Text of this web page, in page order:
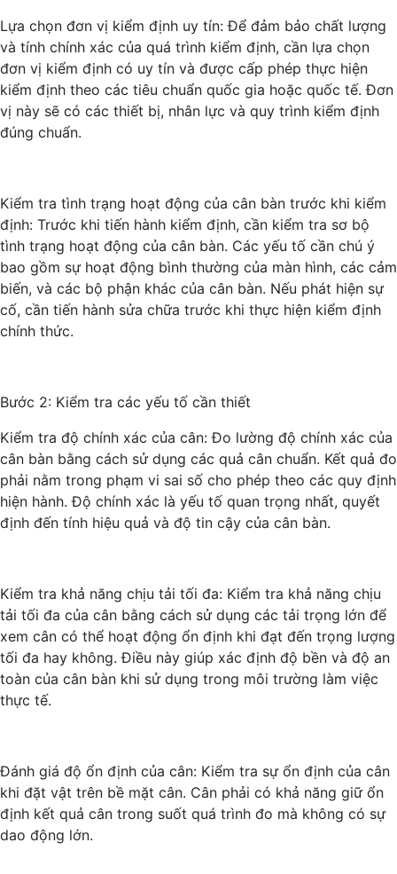
Lựa chọn đơn vị kiểm định uy tín: Để đảm bảo chất lượng
và tính chính xác của quá trình kiểm định, cần lựa chọn
đơn vị kiểm định có uy tín và được cấp phép thực hiện
kiểm định theo các tiêu chuẩn quốc gia hoặc quốc tế. Đơn
vị này sẽ có các thiết bị, nhân lực và quy trình kiểm định
đúng chuẩn.
Kiểm tra tình trạng hoạt động của cân bàn trước khi kiểm
định: Trước khi tiến hành kiểm định, cần kiểm tra sơ bộ
tình trạng hoạt động của cân bàn. Các yếu tố cần chú ý
bao gồm sự hoạt động bình thường của màn hình, các cảm
biến, và các bộ phận khác của cân bàn. Nếu phát hiện sự
cố, cần tiến hành sửa chữa trước khi thực hiện kiểm định
chính thức.
Bước 2: Kiểm tra các yếu tố cần thiết
Kiểm tra độ chính xác của cân: Đo lường độ chính xác của
cân bàn bằng cách sử dụng các quả cân chuẩn. Kết quả đo
phải nằm trong phạm vi sai số cho phép theo các quy định
hiện hành. Độ chính xác là yếu tố quan trọng nhất, quyết
định đến tính hiệu quả và độ tin cậy của cân bàn.
Kiểm tra khả năng chịu tải tối đa: Kiểm tra khả năng chịu
tải tối đa của cân bằng cách sử dụng các tải trọng lớn để
xem cân có thể hoạt động ổn định khi đạt đến trọng lượng
tối đa hay không. Điều này giúp xác định độ bền và độ an
toàn của cân bàn khi sử dụng trong môi trường làm việc
thực tế.
Đánh giá độ ổn định của cân: Kiểm tra sự ổn định của cân
khi đặt vật trên bề mặt cân. Cân phải có khả năng giữ ổn
định kết quả cân trong suốt quá trình đo mà không có sự
dao động lớn.